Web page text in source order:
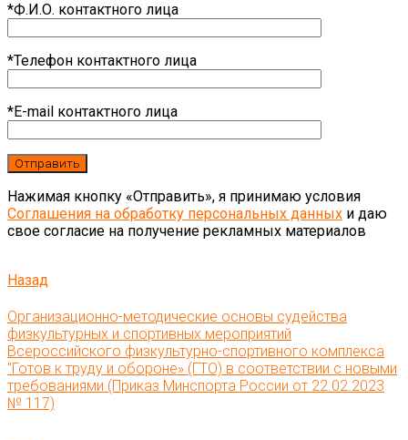
*Ф.И.О. контактного лица
*Телефон контактного лица
*E-mail контактного лица
Нажимая кнопку «Отправить», я принимаю условия
Соглашения на обработку персональных данных и даю
свое согласие на получение рекламных материалов
Назад
Организационно-методические основы судейства
физкультурных и спортивных мероприятий
Всероссийского физкультурно-спортивного комплекса
"Готов к труду и обороне» (ГТО) в соответствии с новыми
требованиями (Приказ Минспорта России от 22.02.2023
№ 117)